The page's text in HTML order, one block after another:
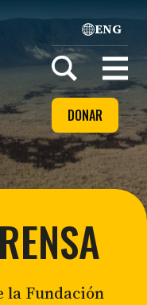
ENG
Open
menu
DONAR
la Fundación